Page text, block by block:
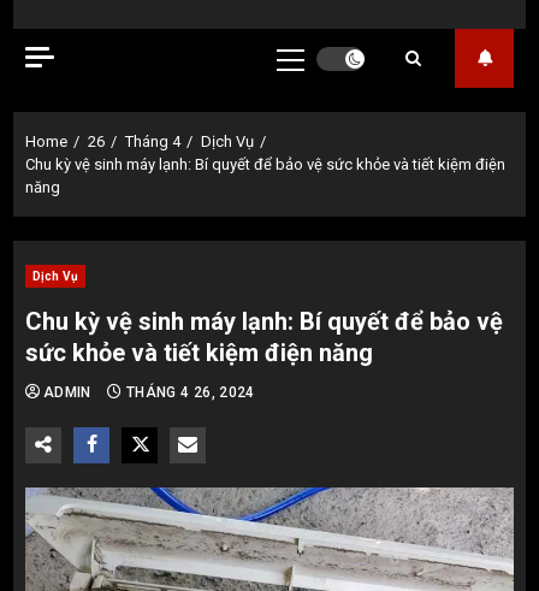
Primary
Home 26 Tháng 4
Dịch Vụ
Chu kỳ vệ sinh máy lạnh: Bí quyết để bảo vệ sức khỏe và tiết kiệm điện
năng
Dịch Vụ
Chu kỳ vệ sinh máy lạnh: Bí quyết để bảo vệ
sức khỏe và tiết kiệm điện năng
ADMIN THÁNG 4 26, 2024